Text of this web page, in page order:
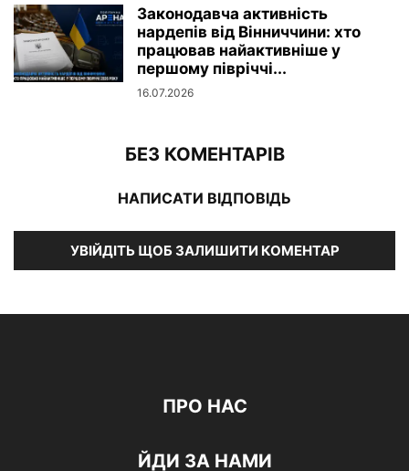
Законодавча активність
нардепів від Вінниччини: хто
працював найактивніше у
першому півріччі...
16.07.2026
БЕЗ КОМЕНТАРІВ
НАПИСАТИ ВІДПОВІДЬ
УВІЙДІТЬ ЩОБ ЗАЛИШИТИ КОМЕНТАР
ПРО НАС
ЙДИ ЗА НАМИ